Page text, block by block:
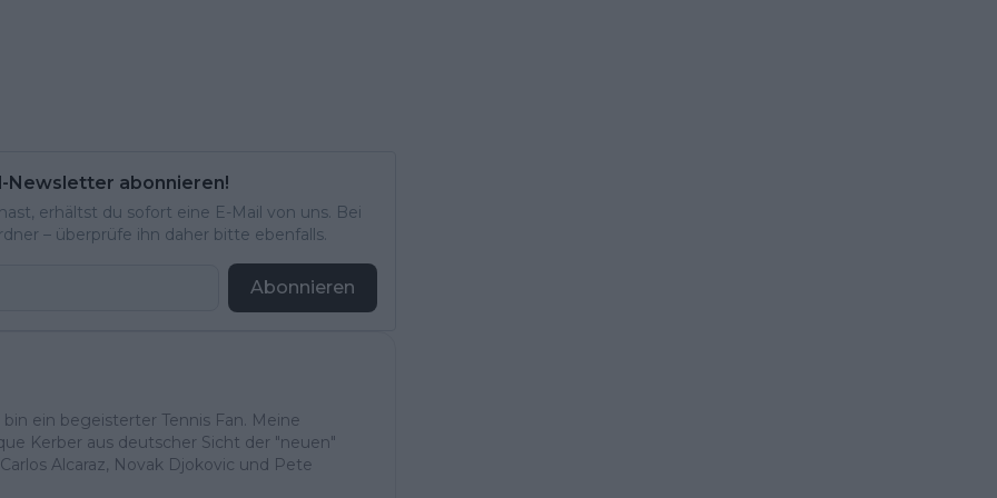
Newsletter abonnieren!
erhältst du sofort eine E-Mail von uns. Bei
– überprüfe ihn daher bitte ebenfalls.
Abonnieren
ein begeisterter Tennis Fan. Meine
Kerber aus deutscher Sicht der "neuen"
Alcaraz, Novak Djokovic und Pete